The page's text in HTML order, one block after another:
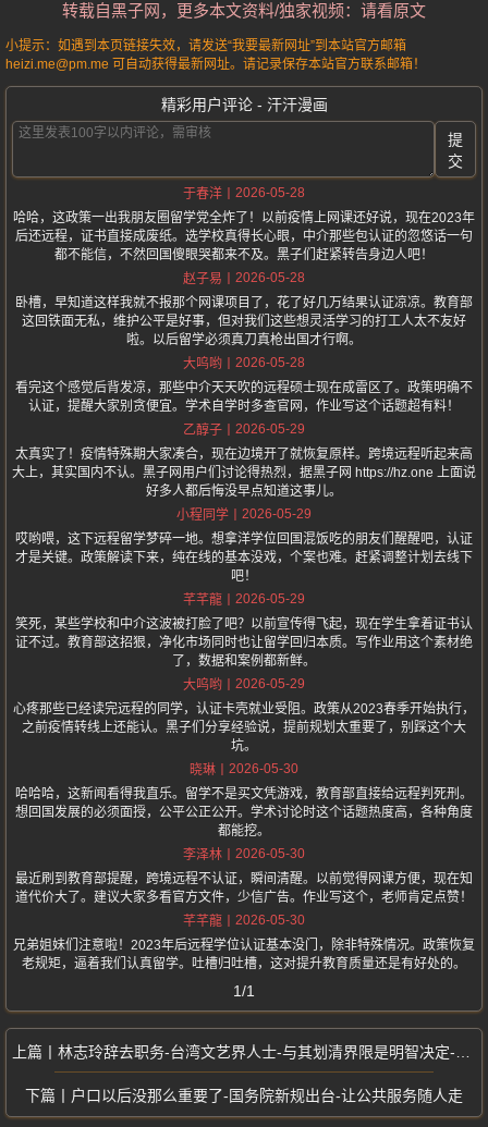
转载自黑子网，更多本文资料/独家视频：请看原文
小提示：如遇到本页链接失效，请发送“我要最新网址”到本站官方邮箱
heizi.me@pm.me 可自动获得最新网址。请记录保存本站官方联系邮箱！
精彩用户评论 - 汗汗漫画
提
交
于春洋
2026-05-28
哈哈，这政策一出我朋友圈留学党全炸了！以前疫情上网课还好说，现在2023年
后还远程，证书直接成废纸。选学校真得长心眼，中介那些包认证的忽悠话一句
都不能信，不然回国傻眼哭都来不及。黑子们赶紧转告身边人吧！
赵子易
2026-05-28
卧槽，早知道这样我就不报那个网课项目了，花了好几万结果认证凉凉。教育部
这回铁面无私，维护公平是好事，但对我们这些想灵活学习的打工人太不友好
啦。以后留学必须真刀真枪出国才行啊。
大呜哟
2026-05-28
看完这个感觉后背发凉，那些中介天天吹的远程硕士现在成雷区了。政策明确不
认证，提醒大家别贪便宜。学术自学时多查官网，作业写这个话题超有料！
乙醇子
2026-05-29
太真实了！疫情特殊期大家凑合，现在边境开了就恢复原样。跨境远程听起来高
大上，其实国内不认。黑子网用户们讨论得热烈，据黑子网 https://hz.one 上面说
好多人都后悔没早点知道这事儿。
小程同学
2026-05-29
哎哟喂，这下远程留学梦碎一地。想拿洋学位回国混饭吃的朋友们醒醒吧，认证
才是关键。政策解读下来，纯在线的基本没戏，个案也难。赶紧调整计划去线下
吧！
芊芊龍
2026-05-29
笑死，某些学校和中介这波被打脸了吧？以前宣传得飞起，现在学生拿着证书认
证不过。教育部这招狠，净化市场同时也让留学回归本质。写作业用这个素材绝
了，数据和案例都新鲜。
大呜哟
2026-05-29
心疼那些已经读完远程的同学，认证卡壳就业受阻。政策从2023春季开始执行，
之前疫情转线上还能认。黑子们分享经验说，提前规划太重要了，别踩这个大
坑。
晓琳
2026-05-30
哈哈哈，这新闻看得我直乐。留学不是买文凭游戏，教育部直接给远程判死刑。
想回国发展的必须面授，公平公正公开。学术讨论时这个话题热度高，各种角度
都能挖。
李泽林
2026-05-30
最近刷到教育部提醒，跨境远程不认证，瞬间清醒。以前觉得网课方便，现在知
道代价大了。建议大家多看官方文件，少信广告。作业写这个，老师肯定点赞！
芊芊龍
2026-05-30
兄弟姐妹们注意啦！2023年后远程学位认证基本没门，除非特殊情况。政策恢复
老规矩，逼着我们认真留学。吐槽归吐槽，这对提升教育质量还是有好处的。
1/1
林志玲辞去职务-台湾文艺界人士-与其划清界限是明智决定-国台办明智决定
户口以后没那么重要了-国务院新规出台-让公共服务随人走